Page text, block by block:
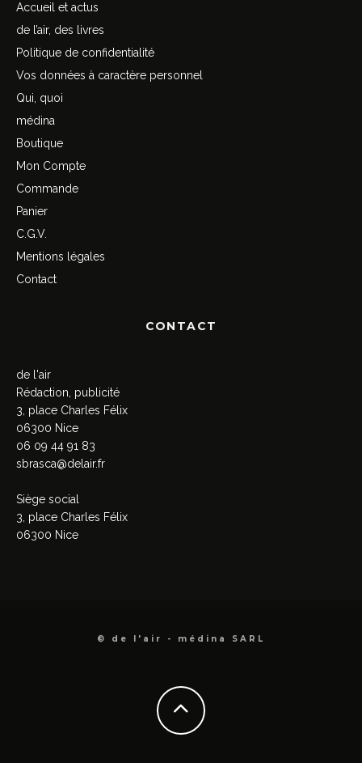
Accueil et actus
de l’air, des livres
Politique de confidentialité
Vos données à caractère personnel
Qui, quoi
médina
Boutique
Mon Compte
Commande
Panier
C.G.V.
Mentions légales
Contact
CONTACT
de l'air
Rédaction, publicité
3, place Charles Félix
06300 Nice
06 09 44 91 83
sbrasca@delair.fr
Siège social
3, place Charles Félix
06300 Nice
© de l'air - médina SARL